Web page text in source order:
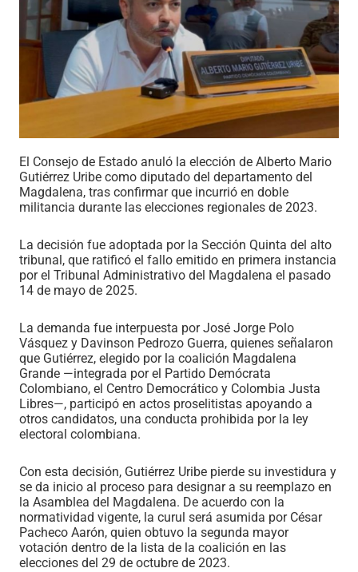
El Consejo de Estado anuló la elección de Alberto Mario
Gutiérrez Uribe como diputado del departamento del
Magdalena, tras confirmar que incurrió en doble
militancia durante las elecciones regionales de 2023.
La decisión fue adoptada por la Sección Quinta del alto
tribunal, que ratificó el fallo emitido en primera instancia
por el Tribunal Administrativo del Magdalena el pasado
14 de mayo de 2025.
La demanda fue interpuesta por José Jorge Polo
Vásquez y Davinson Pedrozo Guerra, quienes señalaron
que Gutiérrez, elegido por la coalición Magdalena
Grande —integrada por el Partido Demócrata
Colombiano, el Centro Democrático y Colombia Justa
Libres—, participó en actos proselitistas apoyando a
otros candidatos, una conducta prohibida por la ley
electoral colombiana.
Con esta decisión, Gutiérrez Uribe pierde su investidura y
se da inicio al proceso para designar a su reemplazo en
la Asamblea del Magdalena. De acuerdo con la
normatividad vigente, la curul será asumida por César
Pacheco Aarón, quien obtuvo la segunda mayor
votación dentro de la lista de la coalición en las
elecciones del 29 de octubre de 2023.